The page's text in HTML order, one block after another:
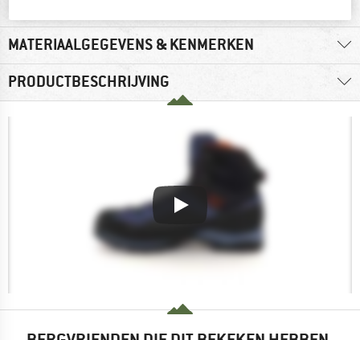
MATERIAALGEGEVENS & KENMERKEN
PRODUCTBESCHRIJVING